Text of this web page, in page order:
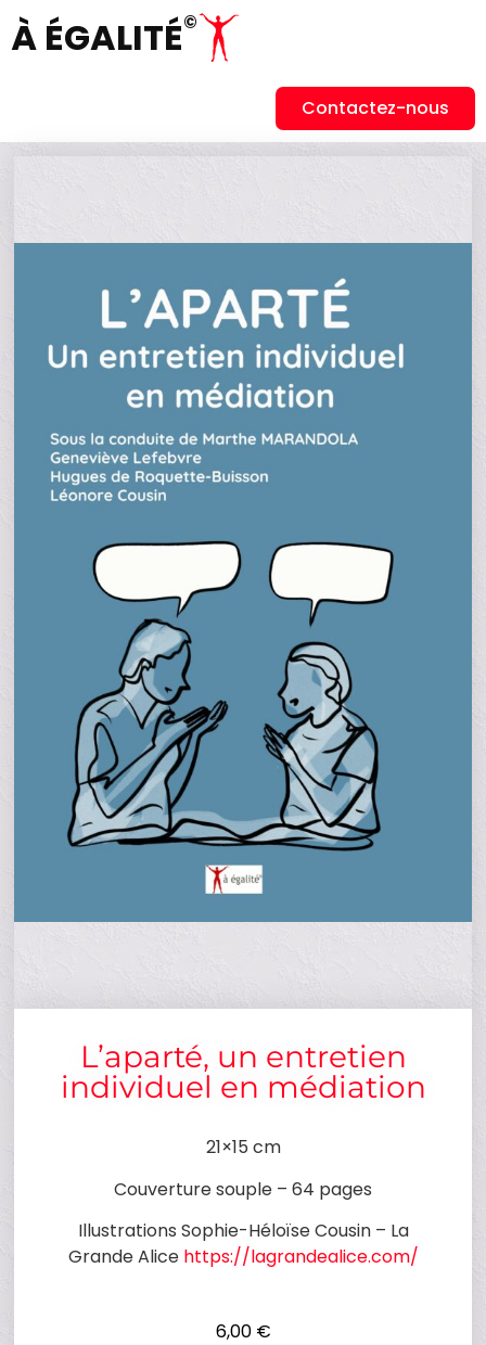
À ÉGALITÉ©
Contactez-nous
L’aparté, un entretien
individuel en médiation
21×15 cm
Couverture souple – 64 pages
Illustrations Sophie-Héloïse Cousin – La
Grande Alice https://lagrandealice.com/
6,00 €